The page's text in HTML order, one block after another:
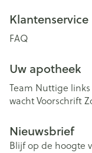
Klantenservice
FAQ
Uw apotheek
Team Nuttige links
wachtVoorschrift
Nieuwsbrief
Blijf op de hoogte